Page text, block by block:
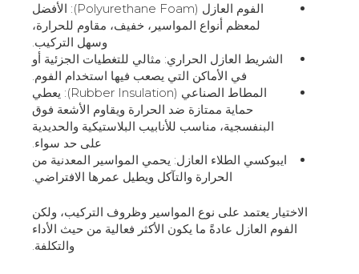
الفوم العازل (Polyurethane Foam): الأفضل
لمعظم أنواع المواسير، خفيف، مقاوم للحرارة،
وسهل التركيب.
الشريط العازل الحراري: مثالي للتغطيات الجزئية أو
في الأماكن التي يصعب فيها استخدام الفوم.
المطاط الصناعي (Rubber Insulation): يعطي
حماية ممتازة ضد الحرارة ويقاوم الأشعة فوق
البنفسجية، مناسب للأنابيب البلاستيكية والحديدية
على حد سواء.
ايبوكسي الطلاء العازل: يحمي المواسير المعدنية من
الحرارة والتآكل ويطيل عمرها الافتراضي.
الاختيار يعتمد على نوع المواسير وظروف التركيب، ولكن
الفوم العازل عادةً ما يكون الأكثر فعالية من حيث الأداء
والتكلفة.